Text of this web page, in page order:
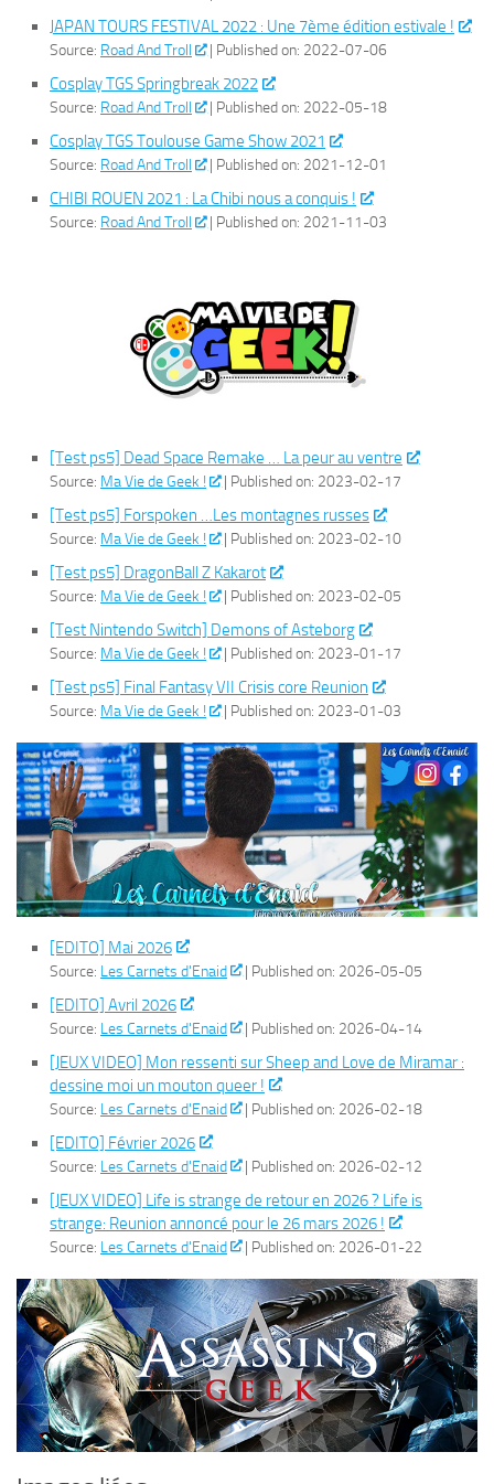
JAPAN TOURS FESTIVAL 2022 : Une 7ème édition estivale !
Source: Road And Troll Published on: 2022-07-06
Cosplay TGS Springbreak 2022
Source: Road And Troll Published on: 2022-05-18
Cosplay TGS Toulouse Game Show 2021
Source: Road And Troll Published on: 2021-12-01
CHIBI ROUEN 2021 : La Chibi nous a conquis !
Source: Road And Troll Published on: 2021-11-03
[Test ps5] Dead Space Remake … La peur au ventre
Source: Ma Vie de Geek ! Published on: 2023-02-17
[Test ps5] Forspoken …Les montagnes russes
Source: Ma Vie de Geek ! Published on: 2023-02-10
[Test ps5] DragonBall Z Kakarot
Source: Ma Vie de Geek ! Published on: 2023-02-05
[Test Nintendo Switch] Demons of Asteborg
Source: Ma Vie de Geek ! Published on: 2023-01-17
[Test ps5] Final Fantasy VII Crisis core Reunion
Source: Ma Vie de Geek ! Published on: 2023-01-03
[EDITO] Mai 2026
Source: Les Carnets d'Enaid Published on: 2026-05-05
[EDITO] Avril 2026
Source: Les Carnets d'Enaid Published on: 2026-04-14
[JEUX VIDEO] Mon ressenti sur Sheep and Love de Miramar :
dessine moi un mouton queer !
Source: Les Carnets d'Enaid Published on: 2026-02-18
[EDITO] Février 2026
Source: Les Carnets d'Enaid Published on: 2026-02-12
[JEUX VIDEO] Life is strange de retour en 2026 ? Life is
strange: Reunion annoncé pour le 26 mars 2026 !
Source: Les Carnets d'Enaid Published on: 2026-01-22